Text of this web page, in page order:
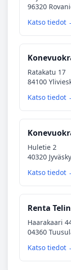
96320
Katso tiedot
Ratakatu 17
84100
Katso tiedot
Huletie 2
40320
Katso tiedot
Renta
Haarakaari
04360
Katso tiedot